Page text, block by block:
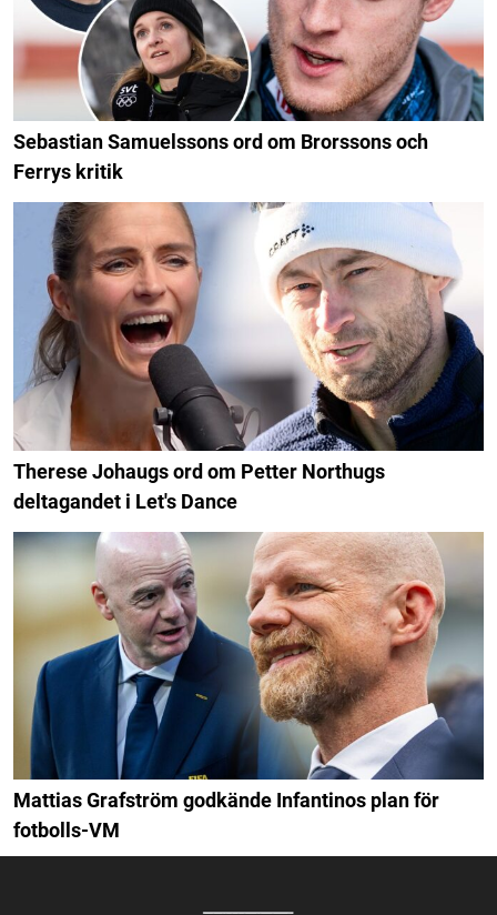
Sebastian Samuelssons ord om Brorssons och
Ferrys kritik
Therese Johaugs ord om Petter Northugs
deltagandet i Let's Dance
Mattias Grafström godkände Infantinos plan för
fotbolls-VM